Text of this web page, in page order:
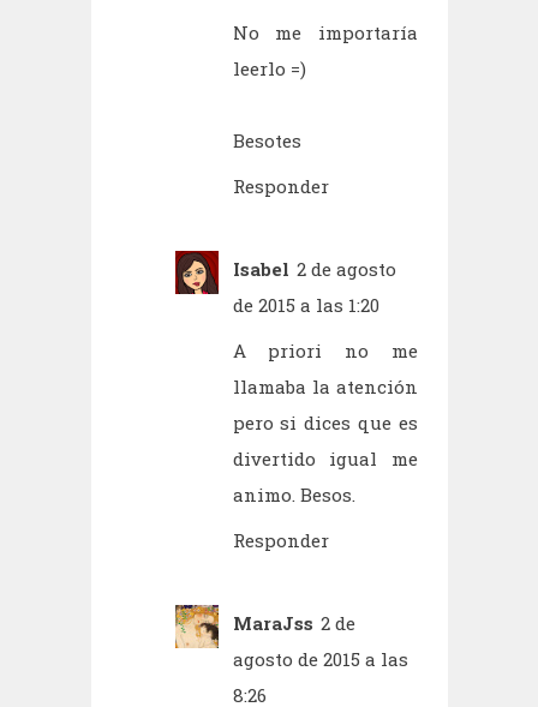
No me importaría
leerlo =)
Besotes
Responder
Isabel 2 de agosto
de 2015 a las 1:20
A priori no me
llamaba la atención
pero si dices que es
divertido igual me
animo. Besos.
Responder
MaraJss 2 de
agosto de 2015 a las
8:26